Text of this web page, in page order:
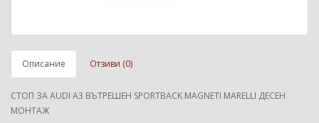
Описание Отзиви (0)
СТОП ЗА AUDI A3 ВЪТРЕШЕН SPORTBACK MAGNETI MARELLI ДЕСЕН
МОНТАЖ